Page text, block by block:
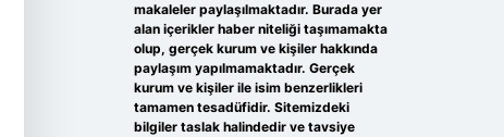
makaleler paylaşılmaktadır. Burada yer
alan içerikler haber niteliği taşımamakta
olup, gerçek kurum ve kişiler hakkında
paylaşım yapılmamaktadır. Gerçek
kurum ve kişiler ile isim benzerlikleri
tamamen tesadüfidir. Sitemizdeki
bilgiler taslak halindedir ve tavsiye